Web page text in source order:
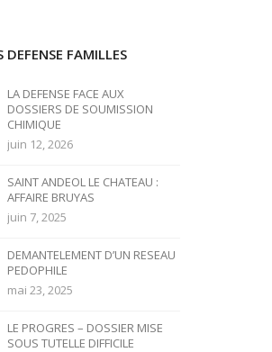
DEFENSE FAMILLES
LA DEFENSE FACE AUX
DOSSIERS DE SOUMISSION
CHIMIQUE
juin 12, 2026
SAINT ANDEOL LE CHATEAU :
AFFAIRE BRUYAS
juin 7, 2025
DEMANTELEMENT D’UN RESEAU
PEDOPHILE
mai 23, 2025
LE PROGRES – DOSSIER MISE
SOUS TUTELLE DIFFICILE